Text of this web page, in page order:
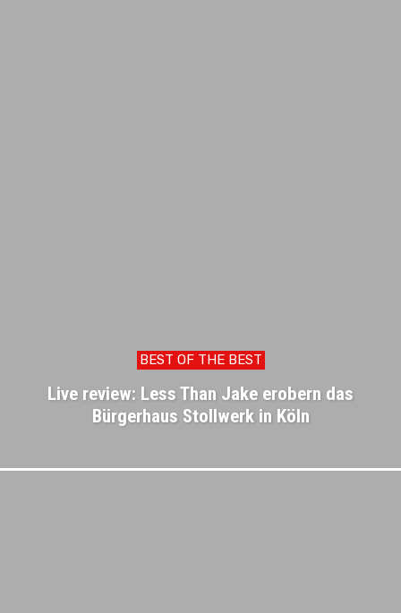
BEST OF THE BEST
Live review: Less Than Jake erobern das
Bürgerhaus Stollwerk in Köln